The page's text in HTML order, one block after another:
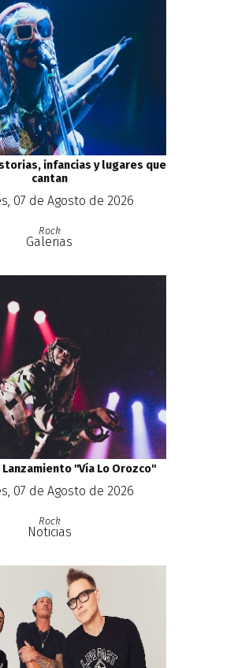
infancias y lugares que
cantan
07 de Agosto de 2026
Rock
Galerias
''Vía Lo Orozco''
07 de Agosto de 2026
Rock
Noticias